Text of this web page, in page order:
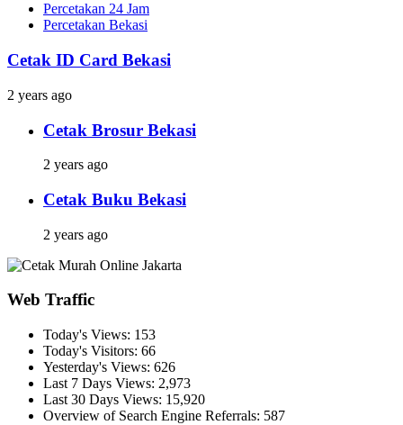
Percetakan 24 Jam
Percetakan Bekasi
Cetak ID Card Bekasi
2 years ago
Cetak Brosur Bekasi
2 years ago
Cetak Buku Bekasi
2 years ago
Web Traffic
Today's Views: 153
Today's Visitors: 66
Yesterday's Views: 626
Last 7 Days Views: 2,973
Last 30 Days Views: 15,920
Overview of Search Engine Referrals: 587